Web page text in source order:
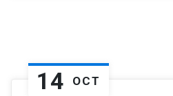
14 OCT